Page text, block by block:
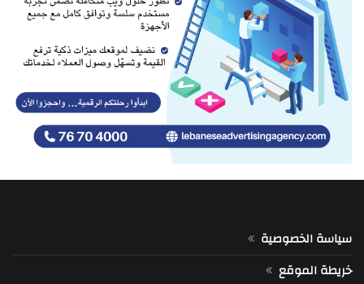
سياسة الخصوصية
خريطة الموقع